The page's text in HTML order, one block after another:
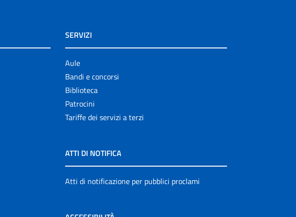
SERVIZI
Aule
Bandi e concorsi
Biblioteca
Patrocini
Tariffe dei servizi a terzi
ATTI DI NOTIFICA
Atti di notificazione per pubblici proclami